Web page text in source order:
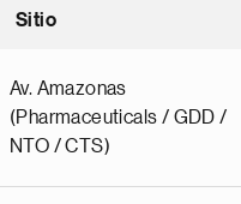
Sitio
Av. Amazonas
(Pharmaceuticals / GDD /
NTO / CTS)